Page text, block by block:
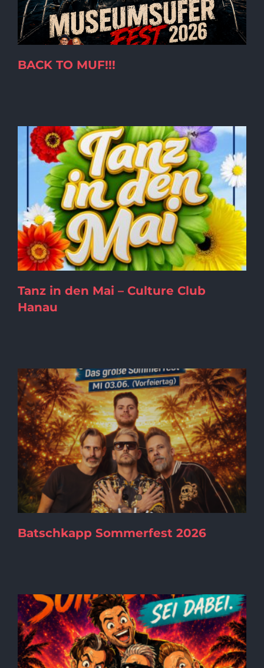
BACK TO MUF!!!
Tanz in den Mai – Culture Club
Hanau
Batschkapp Sommerfest 2026